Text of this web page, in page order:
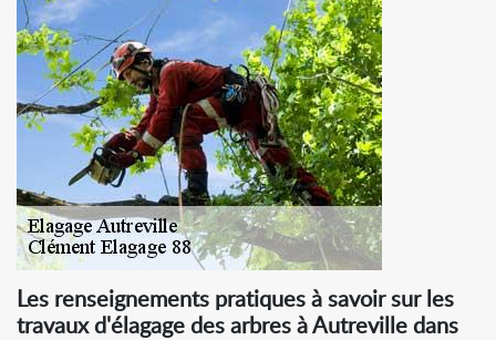
Les renseignements pratiques à savoir sur les
travaux d'élagage des arbres à Autreville dans